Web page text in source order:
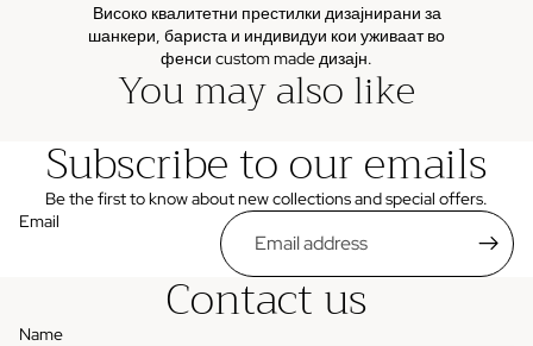
Високо квалитетни престилки дизајнирани за
шанкери, бариста и индивидуи кои уживаат во
фенси custom made дизајн.
You may also like
Subscribe to our emails
Be the first to know about new collections and special offers.
Email
Contact us
Name